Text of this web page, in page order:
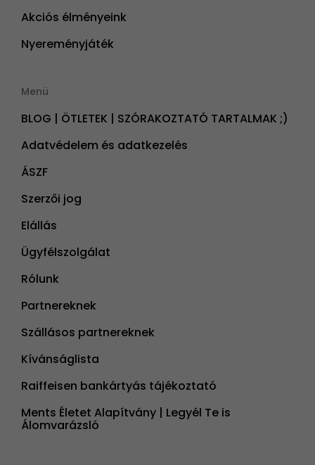
Akciós élményeink
Nyereményjáték
Menü
BLOG | ÖTLETEK | SZÓRAKOZTATÓ TARTALMAK ;)
Adatvédelem és adatkezelés
ÁSZF
Szerzői jog
Elállás
Ügyfélszolgálat
Rólunk
Partnereknek
Szállásos partnereknek
Kívánságlista
Raiffeisen bankártyás tájékoztató
Ments Életet Alapítvány | Legyél Te is
Álomvarázsló